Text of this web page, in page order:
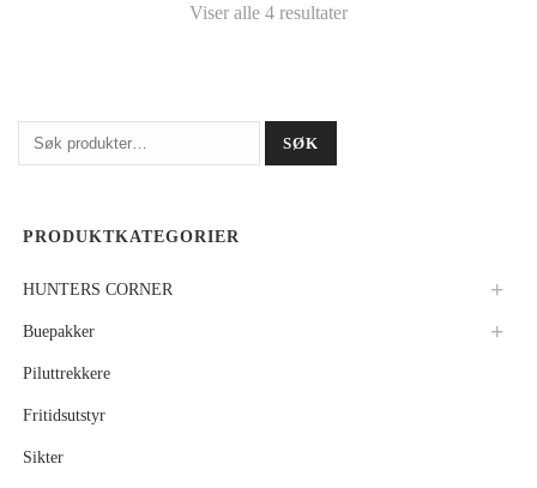
Viser alle 4 resultater
Søk
etter:
SØK
PRODUKTKATEGORIER
HUNTERS CORNER
Buepakker
Piluttrekkere
Fritidsutstyr
Sikter